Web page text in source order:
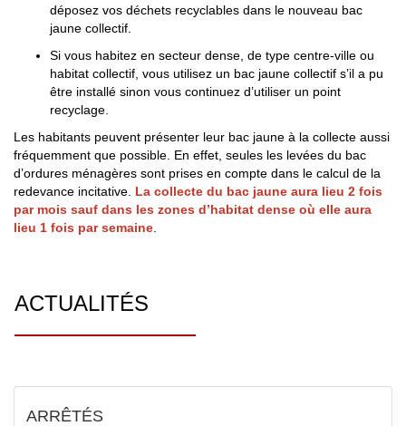
déposez vos déchets recyclables dans le nouveau bac
jaune collectif.
Si vous habitez en secteur dense, de type centre-ville ou
habitat collectif, vous utilisez un bac jaune collectif s’il a pu
être installé sinon vous continuez d’utiliser un point
recyclage.
Les habitants peuvent présenter leur bac jaune à la collecte aussi
fréquemment que possible. En effet, seules les levées du bac
d’ordures ménagères sont prises en compte dans le calcul de la
redevance incitative. La collecte du bac jaune aura lieu 2 fois
par mois sauf dans les zones d’habitat dense où elle aura
lieu 1 fois par semaine
ACTUALITÉS
ARRÊTÉS